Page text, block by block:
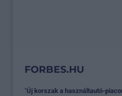
FORBES.HU
"Új korszak a használtautó-